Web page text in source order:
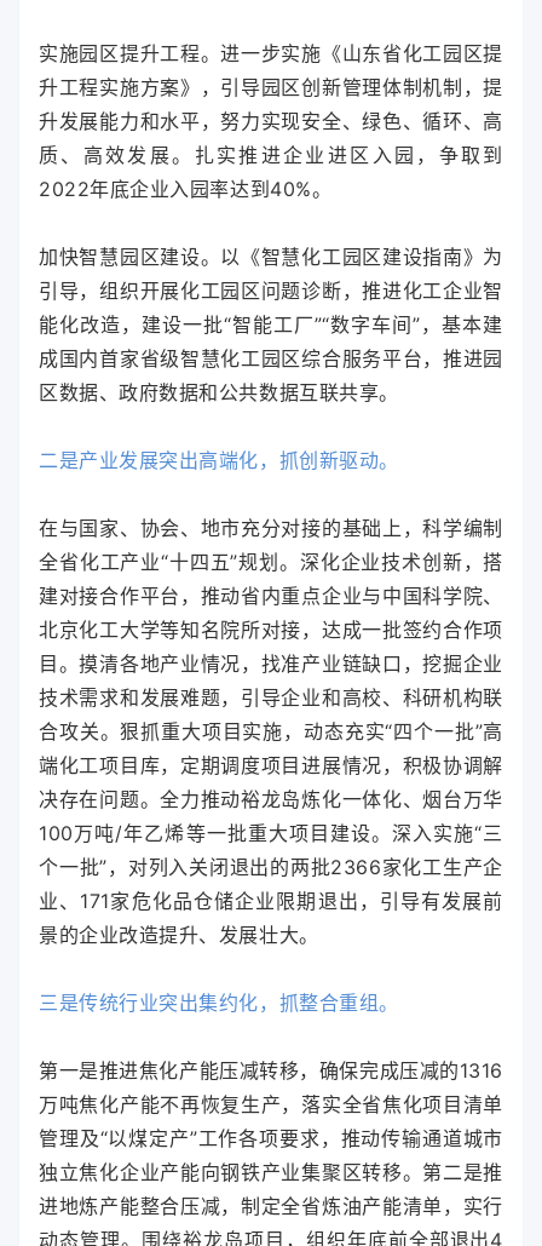
实施园区提升工程。进一步实施《山东省化工园区提
升工程实施方案》，引导园区创新管理体制机制，提
升发展能力和水平，努力实现安全、绿色、循环、高
质、高效发展。扎实推进企业进区入园，争取到
2022年底企业入园率达到40%。
加快智慧园区建设。以《智慧化工园区建设指南》为
引导，组织开展化工园区问题诊断，推进化工企业智
能化改造，建设一批“智能工厂”“数字车间”，基本建
成国内首家省级智慧化工园区综合服务平台，推进园
区数据、政府数据和公共数据互联共享。
二是产业发展突出高端化，抓创新驱动。
在与国家、协会、地市充分对接的基础上，科学编制
全省化工产业“十四五”规划。深化企业技术创新，搭
建对接合作平台，推动省内重点企业与中国科学院、
北京化工大学等知名院所对接，达成一批签约合作项
目。摸清各地产业情况，找准产业链缺口，挖掘企业
技术需求和发展难题，引导企业和高校、科研机构联
合攻关。狠抓重大项目实施，动态充实“四个一批”高
端化工项目库，定期调度项目进展情况，积极协调解
决存在问题。全力推动裕龙岛炼化一体化、烟台万华
100万吨/年乙烯等一批重大项目建设。深入实施“三
个一批”，对列入关闭退出的两批2366家化工生产企
业、171家危化品仓储企业限期退出，引导有发展前
景的企业改造提升、发展壮大。
三是传统行业突出集约化，抓整合重组。
第一是推进焦化产能压减转移，确保完成压减的1316
万吨焦化产能不再恢复生产，落实全省焦化项目清单
管理及“以煤定产”工作各项要求，推动传输通道城市
独立焦化企业产能向钢铁产业集聚区转移。第二是推
进地炼产能整合压减，制定全省炼油产能清单，实行
动态管理。围绕裕龙岛项目，组织年底前全部退出4